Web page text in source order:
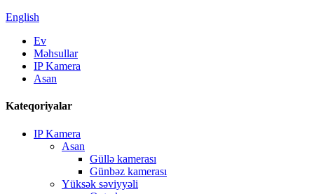
English
Ev
Məhsullar
IP Kamera
Asan
Kateqoriyalar
IP Kamera
Asan
Güllə kamerası
Günbəz kamerası
Yüksək səviyyəli